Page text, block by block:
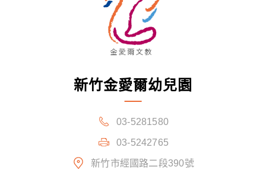
新竹金愛爾幼兒園
03-5281580
03-5242765
新竹市經國路二段390號